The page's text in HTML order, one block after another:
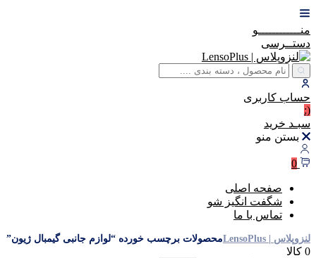
منــــــــــــو
دستــرسی
حساب کاربری
(:
سبـد خرید
بستن منو
0
صفحه اصلی
شگفت انگیز شو
تماس با ما
لنزوپلاس | LensoPlus محصولات برچسب خورده “لوازم جانبی گیمبال ژیون”
0 کالا